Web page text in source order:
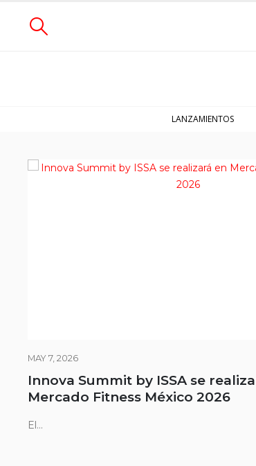
LANZAMIENTOS
MAY 7, 2026
Innova Summit by ISSA se
Mercado Fitness México 2026
El...